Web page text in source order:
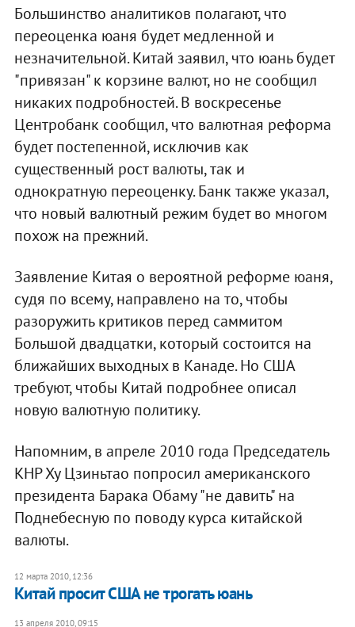
Большинство аналитиков полагают, что
переоценка юаня будет медленной и
незначительной. Китай заявил, что юань будет
"привязан" к корзине валют, но не сообщил
никаких подробностей. В воскресенье
Центробанк сообщил, что валютная реформа
будет постепенной, исключив как
существенный рост валюты, так и
однократную переоценку. Банк также указал,
что новый валютный режим будет во многом
похож на прежний.
Заявление Китая о вероятной реформе юаня,
судя по всему, направлено на то, чтобы
разоружить критиков перед саммитом
Большой двадцатки, который состоится на
ближайших выходных в Канаде. Но США
требуют, чтобы Китай подробнее описал
новую валютную политику.
Напомним, в апреле 2010 года Председатель
КНР Ху Цзиньтао попросил американского
президента Барака Обаму "не давить" на
Поднебесную по поводу курса китайской
валюты.
12 марта 2010, 12:36
Китай просит США не трогать юань
13 апреля 2010, 09:15